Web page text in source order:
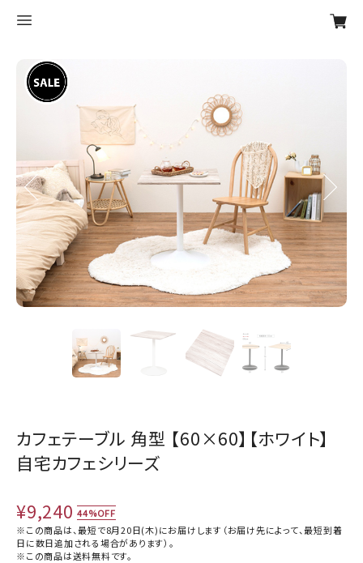
Previous Next
カフェテーブル 角型 【60×60】【ホワイト】
自宅カフェシリーズ
¥9,240 44%OFF
※この商品は、最短で8月20日(木)にお届けします（お届け先によって、最短到着
日に数日追加される場合があります）。
※この商品は送料無料です。